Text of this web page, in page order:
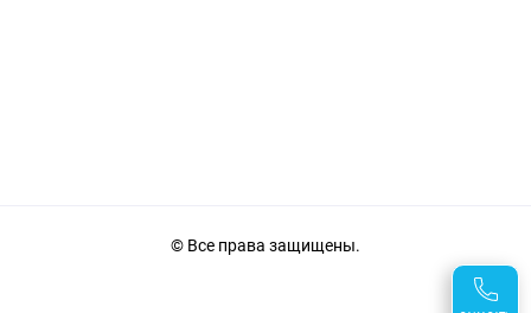
© Все права защищены.